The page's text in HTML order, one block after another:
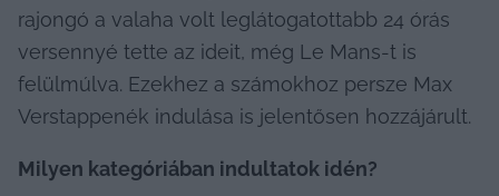
rajongó a valaha volt leglátogatottabb 24 órás
versennyé tette az ideit, még Le Mans-t is
felülmúlva. Ezekhez a számokhoz persze Max
Verstappenék indulása is jelentősen hozzájárult.
Milyen kategóriában indultatok idén?